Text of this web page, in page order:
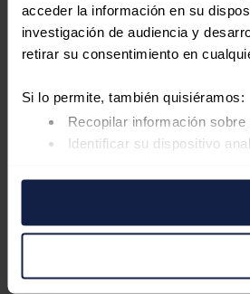
acceder la información en su
investigación de audiencia y
retirar su consentimiento en
Si lo permite, también quisiéramos:
Recopilar información
Identificar su dispositivo
Las cookies de este sitio web se
pueden combinarla con otra